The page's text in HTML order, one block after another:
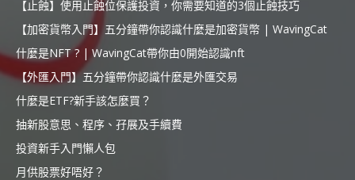
【止蝕】使用止蝕位保護投資，你需要知道的3個止蝕技巧
【加密貨幣入門】五分鐘帶你認識什麼是加密貨幣 | WavingCat
什麼是NFT ? | WavingCat帶你由0開始認識nft
【外匯入門】五分鐘帶你認識什麼是外匯交易
什麼是ETF?新手該怎麼買？
抽新股意思、程序、孖展及手續費
投資新手入門懶人包
月供股票好唔好？